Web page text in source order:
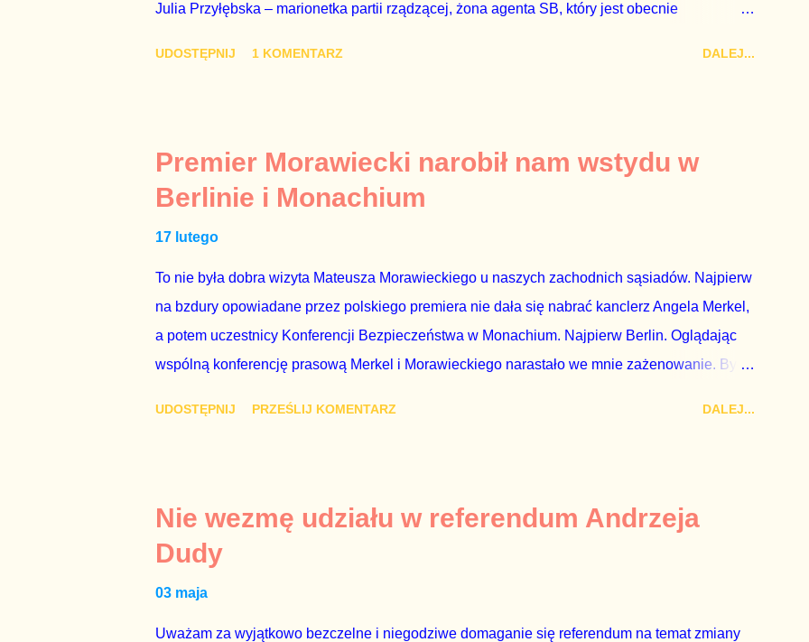
Julia Przyłębska – marionetka partii rządzącej, żona agenta SB, który jest obecnie
z TVP i TVN nie dorastają do pięt. Smutne, że znowu dał się złamać partii Jarosława
Kaczyńskiego. Znowu, bo w 2007 roku też tak się stało. Na kilka tygodni przed
przedterminowymi wyborami parlamentarnymi do biur Solorza politycy PiS wysłali Agencję
Bezpieczeństwa Wewnętrznego, a kilka dni później...
UDOSTĘPNIJ 1 KOMENTARZ DALEJ...
Premier Morawiecki narobił nam wstydu w
Berlinie i Monachium
17 lutego
To nie była dobra wizyta Mateusza Morawieckiego u naszych zachodnich sąsiadów. Najpierw
na bzdury opowiadane przez polskiego premiera nie dała się nabrać kanclerz Angela Merkel,
a potem uczestnicy Konferencji Bezpieczeństwa w Monachium. Najpierw Berlin. Oglądając
wspólną konferencję prasową Merkel i Morawieckiego narastało we mnie zażenowanie. Było
tym i porównał PKB Polski i Hiszpanii, ale – uwaga – z roku 1951, czyli czasów stalinizmu. To
pewnie dlatego, że nie chciało mu przejść przez gardło pochwalenie gospodarczej sytuacji
naszego kraju z lat 2007-2015. Bardzo to małe i smutne – niegodne premiera polskiego
rządu. Generalnie, M...
UDOSTĘPNIJ PRZEŚLIJ KOMENTARZ DALEJ...
Nie wezmę udziału w referendum Andrzeja
Dudy
03 maja
Uważam za wyjątkowo bezczelne i niegodziwe domaganie się referendum na temat zmiany